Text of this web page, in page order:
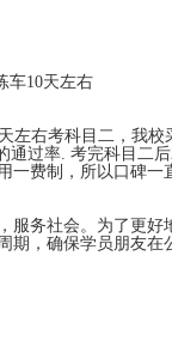
车10天左右
左右考科目二，我
通过率. 考完科目二
一费制，所以口碑
服务社会。为了更
期，确保学员朋友